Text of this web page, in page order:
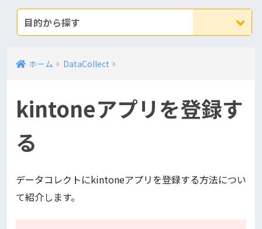
目的から探す
ホーム DataCollect
kintoneアプリを登録す
る
データコレクトにkintoneアプリを登録する方法につい
て紹介します。